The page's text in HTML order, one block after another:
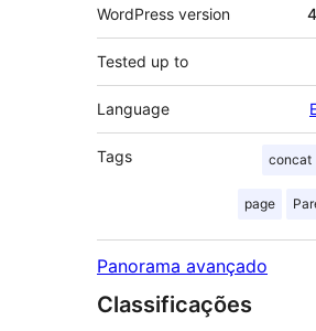
WordPress version
Tested up to
Language
Tags concat
page
Panorama avançado
Classificações